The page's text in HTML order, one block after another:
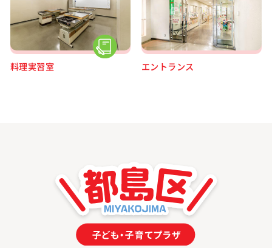
料理実習室 エントランス